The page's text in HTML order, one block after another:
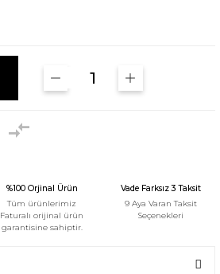
%100 Orjinal Ürün
Tüm ürünlerimiz
Faturalı orijinal ürün
garantisine sahiptir.
Vade Farksız 3 Taksit
9 Aya Varan Taksit
Seçenekleri